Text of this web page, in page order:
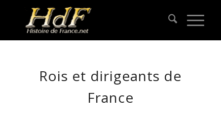
Rois et dirigeants de
France